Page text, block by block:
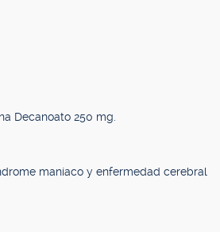
Decanoato 250 mg.
maníaco y enfermedad cerebral